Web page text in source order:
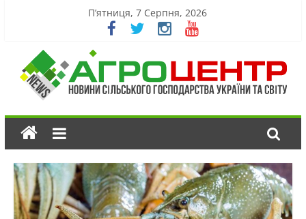
П’ятниця, 7 Серпня, 2026